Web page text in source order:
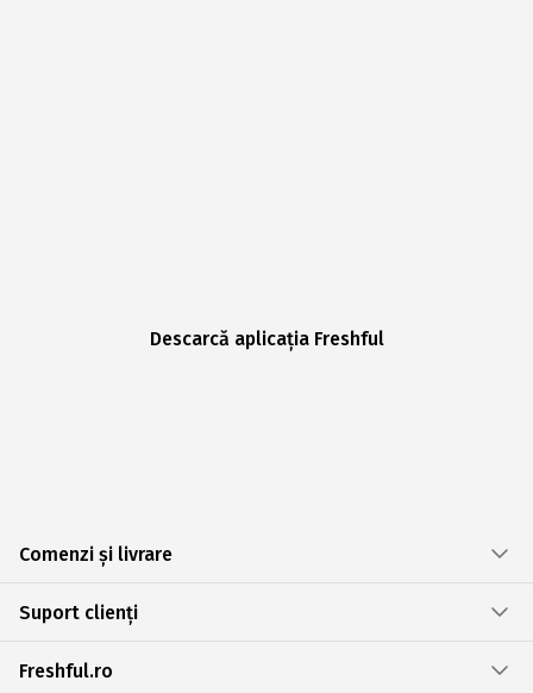
Descarcă aplicația Freshful
Comenzi și livrare
Suport clienți
Freshful.ro